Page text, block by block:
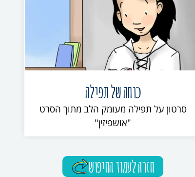
כוחה של תפילה
סרטון על תפילה מעומק הלב מתוך הסרט
"אושפיזין"
חזרה לעמוד החיפוש